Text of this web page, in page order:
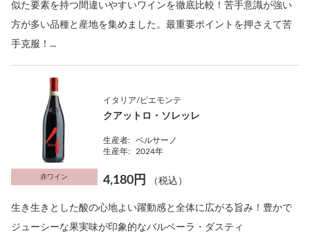
似た要素を持つ間違いやすいワインを徹底比較！苦手意識が強い
方が多い品種と産地を集めました。最重要ポイントを押さえて苦
手克服！...
赤ワイン
イタリア/ピエモンテ
クアットロ・ソレッレ
生産者:
ベルサーノ
生産年:
2024年
4,180円 （税込）
生き生きとした酸の心地よい躍動感と全体に広がる旨み！豊かで
ジューシーな果実味が印象的なバルベーラ・ダスティ